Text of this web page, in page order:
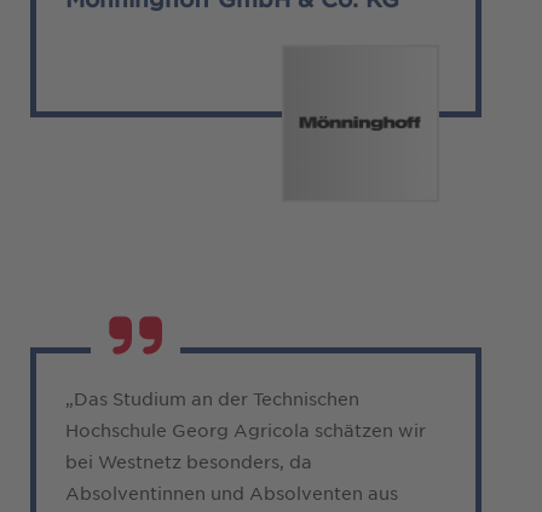
„Das Studium an der Technischen
Hochschule Georg Agricola schätzen wir
bei Westnetz besonders, da
Absolventinnen und Absolventen aus